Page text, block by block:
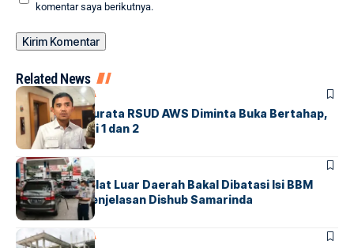
komentar saya berikutnya.
Related News
KALTIMSAMARINDA
Gedung Pandurata RSUD AWS Diminta Buka Bertahap,
Minimal Lantai 1 dan 2
SAMARINDA
Kendaraan Pelat Luar Daerah Bakal Dibatasi Isi BBM
Subsidi? Ini Penjelasan Dishub Samarinda
KALTIMSAMARINDA